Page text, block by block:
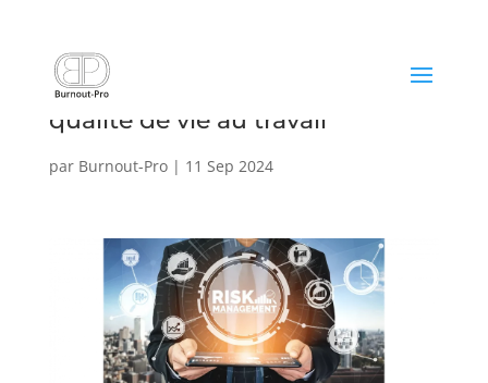
Risques psychosociaux et
qualité de vie au travail
par Burnout-Pro| 11 Sep 2024